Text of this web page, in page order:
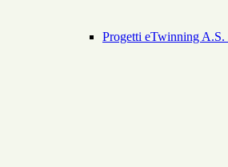
Progetti eTwinning A.S.